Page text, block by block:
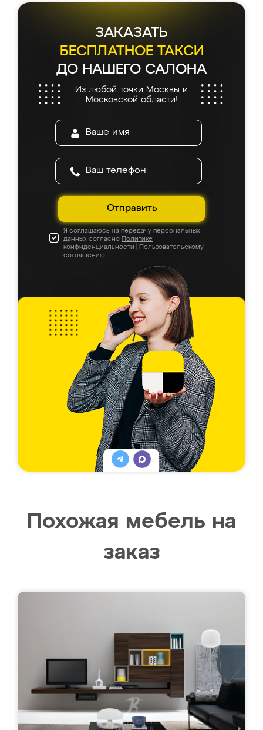
ЗАКАЗАТЬ
БЕСПЛАТНОЕ ТАКСИ
ДО НАШЕГО САЛОНА
Из любой точки Москвы и
Московской области!
Отправить
Я соглашаюсь на передачу персональных
данных согласно Политике
конфиденциальности
Пользовательскому
соглашению
Похожая мебель на
заказ